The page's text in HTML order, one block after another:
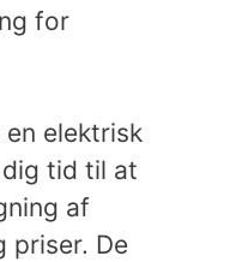
for
elektrisk
tid til at
af
priser. De